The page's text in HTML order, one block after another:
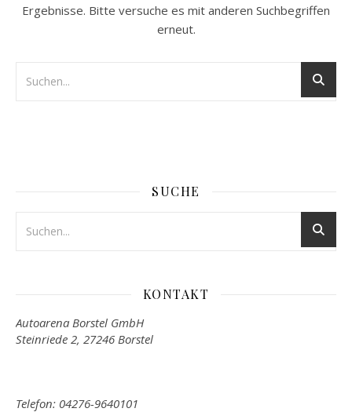
Ergebnisse. Bitte versuche es mit anderen Suchbegriffen
erneut.
SUCHE
KONTAKT
Autoarena Borstel GmbH
Steinriede 2, 27246 Borstel
Telefon: 04276-9640101